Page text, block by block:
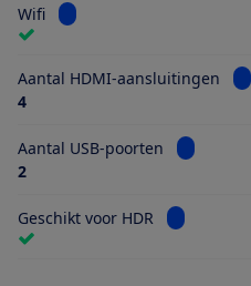
Wifi Bekijk informatie voor Wifi
Aantal HDMI-aansluitingen
4
Aantal USB-poorten
Bekijk
2
Geschikt voor HDR Bekijk